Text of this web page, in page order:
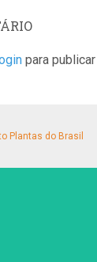
para
Plantas do Brasil